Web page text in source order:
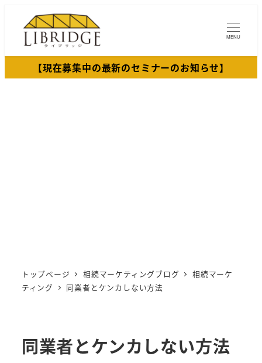
ン
MENU
【現在募集中の最新のセミナーのお知らせ】
トップページ 相続マーケティングブログ
相続マーケ
ティング
同業者とケンカしない方法
同業者とケンカしない方法